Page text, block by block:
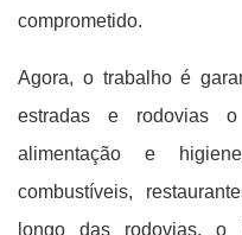
comprometido.
Agora, o trabalho é
estradas e rodovias o
alimentação e
combustíveis,
longo das rodovias, o